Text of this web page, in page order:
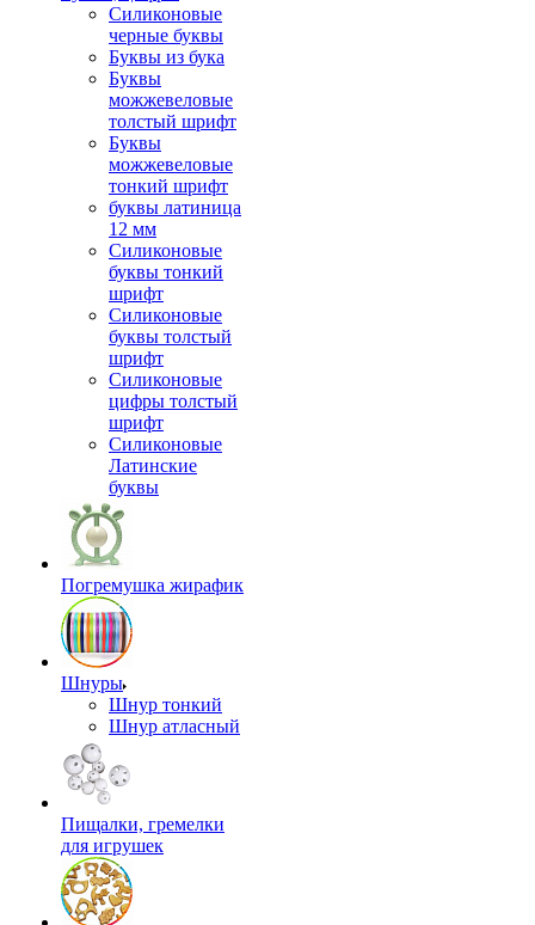
Силиконовые
черные буквы
Буквы из бука
Буквы
можжевеловые
толстый шрифт
Буквы
можжевеловые
тонкий шрифт
буквы латиница
12 мм
Силиконовые
буквы тонкий
шрифт
Силиконовые
буквы толстый
шрифт
Силиконовые
цифры толстый
шрифт
Силиконовые
Латинские
буквы
Погремушка жирафик
Шнуры
Шнур тонкий
Шнур атласный
Пищалки, гремелки
для игрушек